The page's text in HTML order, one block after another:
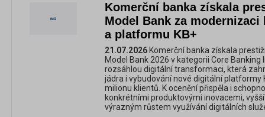
Komerční banka získala
Model Bank za
a platformu KB+
21.07.2026 Komerční banka získala
Model Bank 2026 v kategorii Core Banking
rozsáhlou digitální transformaci, která
jádra i vybudování nové digitální platformy
milionu klientů. K ocenění přispěla i
konkrétními produktovými inovacemi,
výrazným růstem využívání digitálních